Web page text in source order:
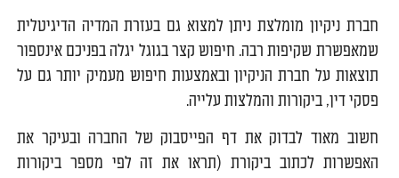
חברת ניקיון מומלצת ניתן למצוא גם בעזרת המדיה הדיגיטלית
שמאפשרת שקיפות רבה. חיפוש קצר בגוגל יגלה בפניכם אינספור
תוצאות על חברת הניקיון ובאמצעות חיפוש מעמיק יותר גם על
פסקי דין, ביקורות והמלצות עלייה.
חשוב מאוד לבדוק את דף הפייסבוק של החברה ובעיקר את
האפשרות לכתוב ביקורת (תראו את זה לפי מספר ביקורות